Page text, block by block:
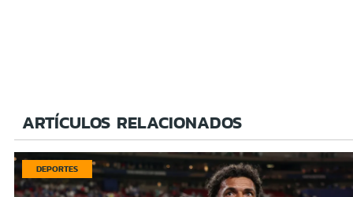
ARTÍCULOS RELACIONADOS
DEPORTES